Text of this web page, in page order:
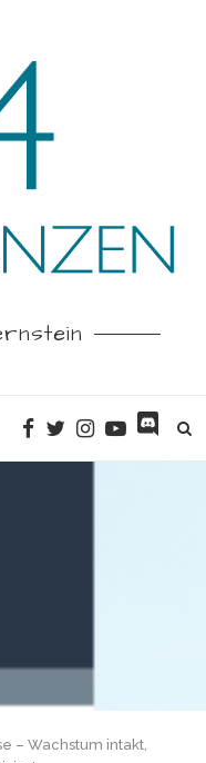
– Wachstum intakt,